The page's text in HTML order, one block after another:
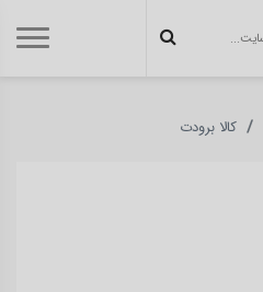
کالا برودت